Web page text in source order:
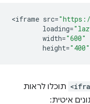
<iframe src="https://
loading=
width="600"
height="400"
תוכלו לראות
איטית: